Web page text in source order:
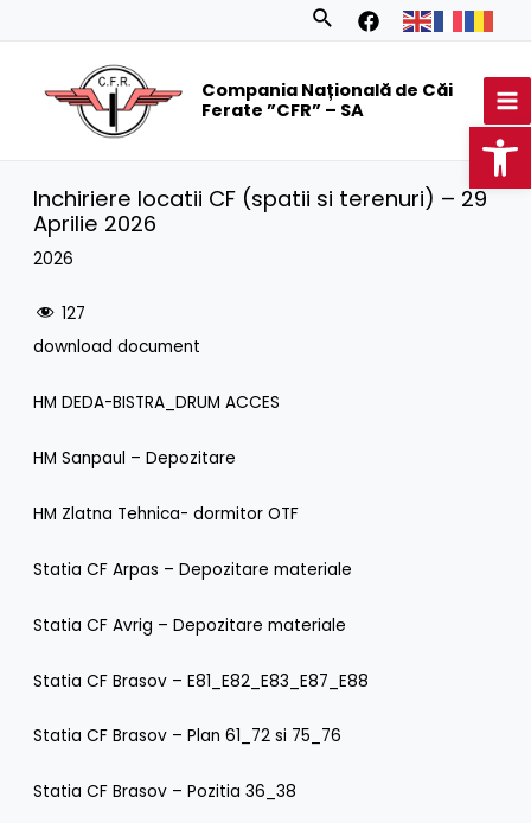
Search
Compania Națională de Căi
Ferate ”CFR” – SA
Inchiriere locatii CF (spatii si terenuri) – 29
Aprilie 2026
2026
127
download document
HM DEDA-BISTRA_DRUM ACCES
HM Sanpaul – Depozitare
HM Zlatna Tehnica- dormitor OTF
Statia CF Arpas – Depozitare materiale
Statia CF Avrig – Depozitare materiale
Statia CF Brasov – E81_E82_E83_E87_E88
Statia CF Brasov – Plan 61_72 si 75_76
Statia CF Brasov – Pozitia 36_38